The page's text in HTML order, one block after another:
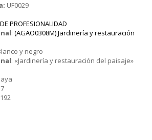
UF0029
PROFESIONALIDAD
: (AGAO0308M) Jardinería y restauración
y negro
: «Jardinería y restauración del paisaje»
192